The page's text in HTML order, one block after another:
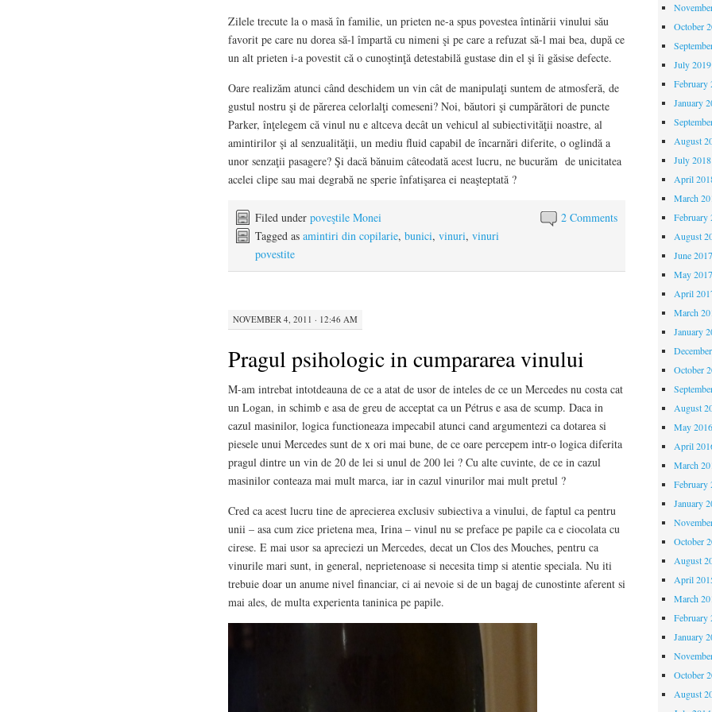
Zilele trecute la o masă în familie, un prieten ne-a spus povestea întinării vinului său
favorit pe care nu dorea să-l împartă cu nimeni şi pe care a refuzat să-l mai bea, după ce
un alt prieten i-a povestit că o cunoştinţă detestabilă gustase din el şi îi găsise defecte.
Oare realizăm atunci când deschidem un vin cât de manipulaţi suntem de atmosferă, de
gustul nostru şi de părerea celorlalţi comeseni? Noi, băutori şi cumpărători de puncte
Parker, înţelegem că vinul nu e altceva decât un vehicul al subiectivităţii noastre, al
amintirilor şi al senzualităţii, un mediu fluid capabil de încarnări diferite, o oglindă a
unor senzaţii pasagere? Şi dacă bănuim câteodată acest lucru, ne bucurăm de unicitatea
acelei clipe sau mai degrabă ne sperie înfatişarea ei neaşteptată ?
2 Comments
Filed under poveştile Monei
Tagged as amintiri din copilarie, bunici, vinuri, vinuri
povestite
NOVEMBER 4, 2011 · 12:46 AM
Pragul psihologic in cumpararea vinului
M-am intrebat intotdeauna de ce a atat de usor de inteles de ce un Mercedes nu costa cat
un Logan, in schimb e asa de greu de acceptat ca un Pétrus e asa de scump. Daca in
cazul masinilor, logica functioneaza impecabil atunci cand argumentezi ca dotarea si
piesele unui Mercedes sunt de x ori mai bune, de ce oare percepem intr-o logica diferita
pragul dintre un vin de 20 de lei si unul de 200 lei ? Cu alte cuvinte, de ce in cazul
masinilor conteaza mai mult marca, iar in cazul vinurilor mai mult pretul ?
Cred ca acest lucru tine de aprecierea exclusiv subiectiva a vinului, de faptul ca pentru
unii – asa cum zice prietena mea, Irina – vinul nu se preface pe papile ca e ciocolata cu
cirese. E mai usor sa apreciezi un Mercedes, decat un Clos des Mouches, pentru ca
vinurile mari sunt, in general, neprietenoase si necesita timp si atentie speciala. Nu iti
trebuie doar un anume nivel financiar, ci ai nevoie si de un bagaj de cunostinte aferent si
mai ales, de multa experienta taninica pe papile.
October
July 2019
February
January
August
July 2018
April
March
February
August
June 2017
May 2017
April
March
January
October
August
May 2016
April
March
February
January
October
August
April
March
February
January
October
August